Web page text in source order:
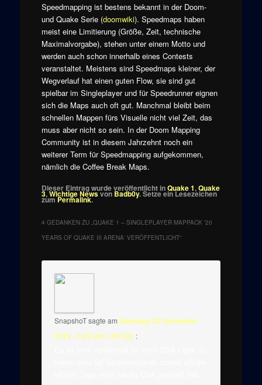
Speedmapping ist bestens bekannt in der Doom-
und Quake Serie (doomwiki). Speedmaps haben
meist eine Limitierung (Größe, Zeit, technische
Maximalvorgabe), stehen unter einem Motto und
werden auch schon innerhalb eines Contests
veranstaltet. Meistens sind Speedmaps kleiner, der
Wegverlauf hat einen guten Flow, sie sind gut
spielbar im Singleplayer und für Speedrunner eignen
sich die Maps auch oft gut. Manchmal bleibt beim
schnellen Mappen fürs Visuelle nicht viel Zeit, das
muss aber nicht so sein. In der Doom Mapping
Community ist in diesem Jahrzehnt noch ein
weiterer Term für Speedmapping aufgekommen,
nämlich die Coffee Break Maps.
Dieser Eintrag wurde veröffentlicht inQuake 1,Quake
3,Wichtige Newsvon Badb0y. Setze ein Lesezeichen
zumPermalink.
4 GEDANKEN ZU „QUAKE 1 – SINGLEPLAYER MAPPACK ’20
YEARS OF QUAKE III ARENA‘ VERÖFFENTLICHT“
SnapshoTsagte am Samstag, 30 November
2019 - 1:03 um 1:03 Uhr :